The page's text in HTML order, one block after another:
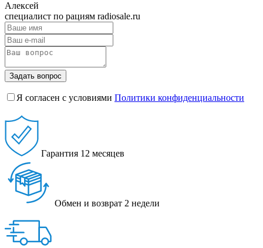
Алексей
специалист по рациям radiosale.ru
Задать вопрос
Я согласен с условиями Политики конфиденциальности
Гарантия 12 месяцев
Обмен и возврат 2 недели